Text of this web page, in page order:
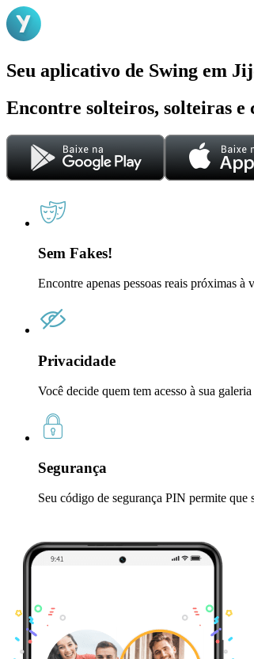
Seu aplicativo de Swing em
Encontre solteiros, solteiras e
Sem Fakes!
Encontre apenas pessoas reais próximas à
Privacidade
Você decide quem tem acesso à sua
Segurança
Seu código de segurança PIN permite que